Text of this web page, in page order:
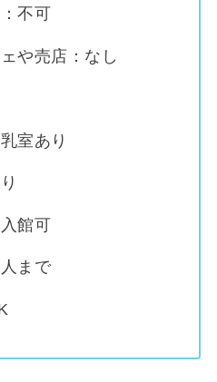
不可
や売店：なし
室あり
館可
まで